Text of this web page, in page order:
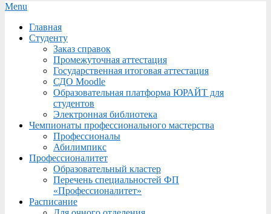
Secondary
Menu
Menu
Главная
Студенту
Заказ справок
Промежуточная аттестация
Государственная итоговая аттестация
СДО Moodle
Образовательная платформа ЮРАЙТ для
студентов
Электронная библиотека
Чемпионаты профессионального мастерства
Профессионалы
Абилимпикс
Профессионалитет
Образовательный кластер
Перечень специальностей ФП
«Профессионалитет»
Расписание